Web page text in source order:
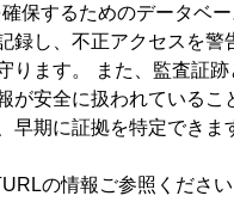
保するためのデータベー
録し、不正アクセスを警
ります。 また、監査証
が安全に扱われているこ
早期に証拠を特定できま
の情報ご参照ください